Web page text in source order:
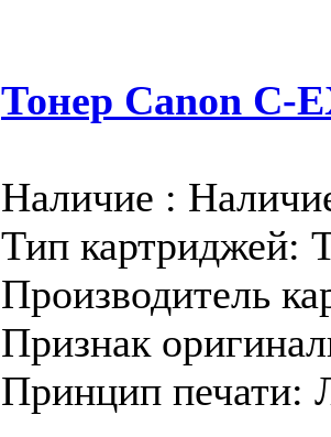
Тонер Canon C-
Наличие :
Тип картриджей:
Производитель
Признак
Принцип печати: